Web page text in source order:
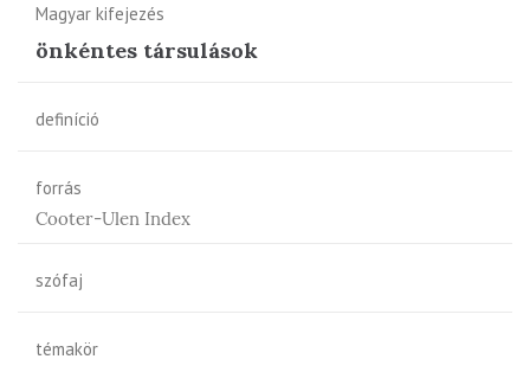
Magyar kifejezés
önkéntes társulások
definíció
forrás
Cooter-Ulen Index
szófaj
témakör